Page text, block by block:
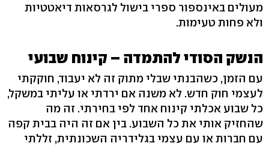
מעולים באינספור ספרי בישול לגרסאות דיאטטיות
ולא פחות טעימות.
הנשק הסודי להתמדה – קינוח שבועי
עם הזמן, כשהבנתי שבלי מתוק זה לא יעבוד, חוקקתי
לעצמי חוק חדש. לא משנה אם ירדתי או עליתי במשקל,
כל שבוע אכלתי קינוח אחד לפי בחירתי. זה מה
שהחזיק אותי את כל השבוע. בין אם זה היה בבית קפה
עם חברות או עם עצמי בגלידריה השכונתית, זללתי